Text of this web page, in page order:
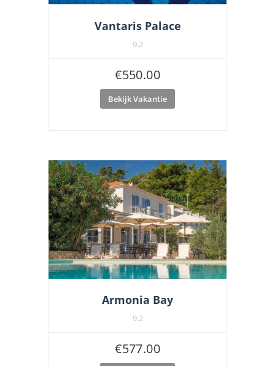
Vantaris Palace
9.2
€550.00
Bekijk Vakantie
Armonia Bay
9.2
€577.00